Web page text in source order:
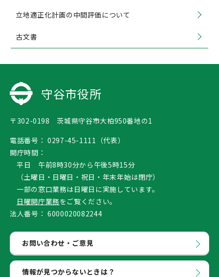
立地適正化計画の中間評価について
古文書
守谷市役所
〒302-0198 茨城県守谷市大柏950番地の1
電話番号： 0297-45-1111（代表）
開庁時間：
平日 午前8時30分から午後5時15分
（土曜日・日曜日・祝日・年末年始は閉庁）
一部の窓口業務は日曜日に実施しています。
日曜開庁業務をご覧ください。
法人番号： 6000020082244
お問い合わせ・ご意見
情報が見つからないときは？